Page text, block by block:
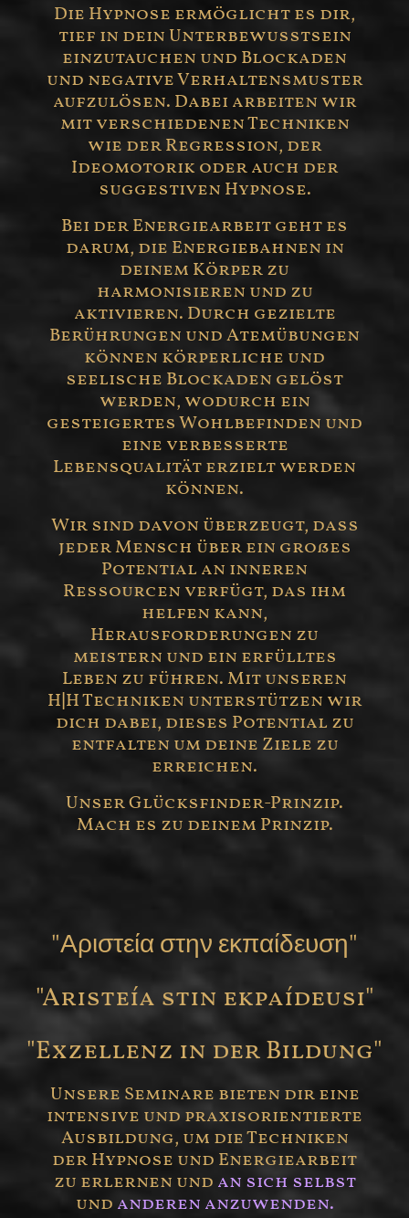
Die Hypnose ermöglicht es dir,
tief in dein Unterbewusstsein
einzutauchen und Blockaden
und negative Verhaltensmuster
aufzulösen. Dabei arbeiten wir
mit verschiedenen Techniken
wie der Regression, der
Ideomotorik oder auch der
suggestiven Hypnose.
Bei der Energiearbeit geht es
darum, die Energiebahnen in
deinem Körper zu
harmonisieren und zu
aktivieren. Durch gezielte
Berührungen und Atemübungen
können körperliche und
seelische Blockaden gelöst
werden, wodurch ein
gesteigertes Wohlbefinden und
eine verbesserte
Lebensqualität erzielt werden
können.
Wir sind davon überzeugt, dass
jeder Mensch über ein großes
Potential an inneren
Ressourcen verfügt, das ihm
helfen kann,
Herausforderungen zu
meistern und ein erfülltes
Leben zu führen. Mit unseren
H|H Techniken unterstützen wir
dich dabei, dieses Potential zu
entfalten um deine Ziele zu
erreichen.
Unser Glücksfinder-Prinzip.
Mach es zu deinem Prinzip.
"Αριστεία στην εκπαίδευση"
"Aristeía stin ekpaídeusi"
"Exzellenz in der Bildung"
Unsere Seminare bieten dir eine
intensive und praxisorientierte
Ausbildung, um die Techniken
der Hypnose und Energiearbeit
zu erlernen und an sich selbst
und anderen anzuwenden.